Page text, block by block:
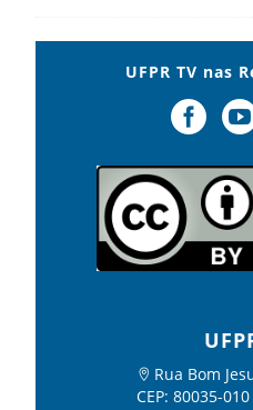
UFPR TV nas
Rua Bom
CEP: 80035-